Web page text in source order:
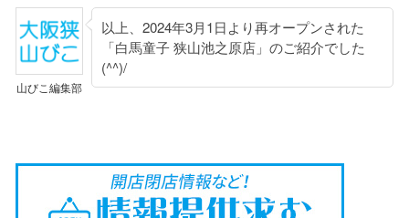
山びこ編集部
以上、2024年3月1日より再オープンされた
「白馬童子 狭山池之原店」のご紹介でした
(^^)/